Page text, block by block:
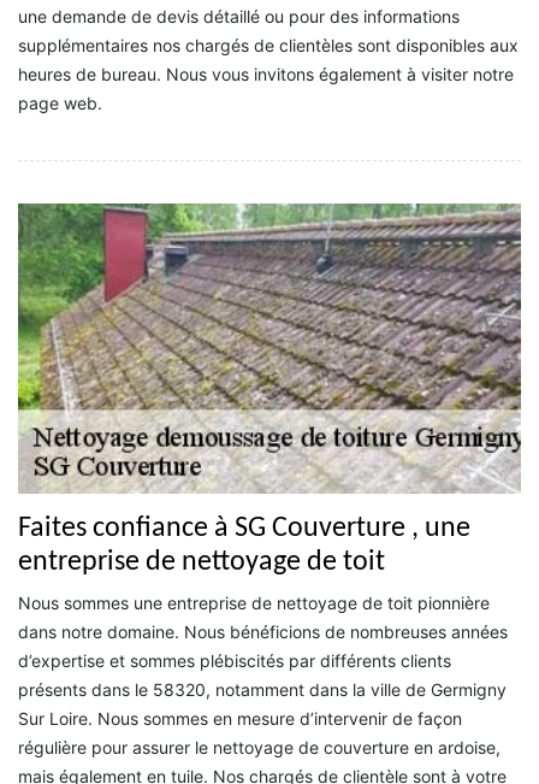
une demande de devis détaillé ou pour des informations
supplémentaires nos chargés de clientèles sont disponibles aux
heures de bureau. Nous vous invitons également à visiter notre
page web.
Faites confiance à SG Couverture , une
entreprise de nettoyage de toit
Nous sommes une entreprise de nettoyage de toit pionnière
dans notre domaine. Nous bénéficions de nombreuses années
d’expertise et sommes plébiscités par différents clients
présents dans le 58320, notamment dans la ville de Germigny
Sur Loire. Nous sommes en mesure d’intervenir de façon
régulière pour assurer le nettoyage de couverture en ardoise,
mais également en tuile. Nos chargés de clientèle sont à votre